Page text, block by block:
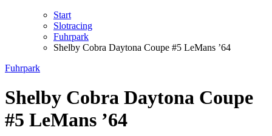
Start
Slotracing
Fuhrpark
Shelby Cobra Daytona Coupe #5 LeMans ’64
Fuhrpark
Shelby Cobra Daytona Coupe
#5 LeMans ’64